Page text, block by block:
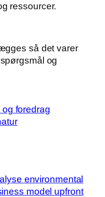
ressourcer.
så det varer
og
og foredrag
environmental
model upfront